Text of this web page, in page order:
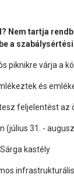
Nem tartja
a
piknikre várja a
és
feljelentést az
(július 31. -
kastély